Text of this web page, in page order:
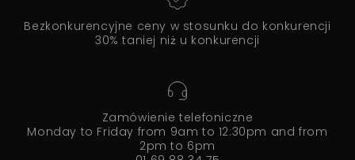
Bezkonkurencyjne ceny w stosunku do konkurencji
30% taniej niż u konkurencji
Zamówienie telefoniczne
Monday to Friday from 9am to 12:30pm and from
2pm to 6pm